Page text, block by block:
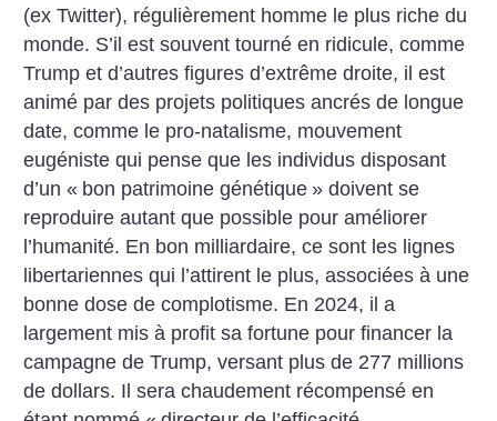
(ex Twitter), régulièrement homme le plus riche du
monde. S’il est souvent tourné en ridicule, comme
Trump et d’autres figures d’extrême droite, il est
animé par des projets politiques ancrés de longue
date, comme le pro-natalisme, mouvement
eugéniste qui pense que les individus disposant
d’un « bon patrimoine génétique » doivent se
reproduire autant que possible pour améliorer
l’humanité. En bon milliardaire, ce sont les lignes
libertariennes qui l’attirent le plus, associées à une
bonne dose de complotisme. En 2024, il a
largement mis à profit sa fortune pour financer la
campagne de Trump, versant plus de 277 millions
de dollars. Il sera chaudement récompensé en